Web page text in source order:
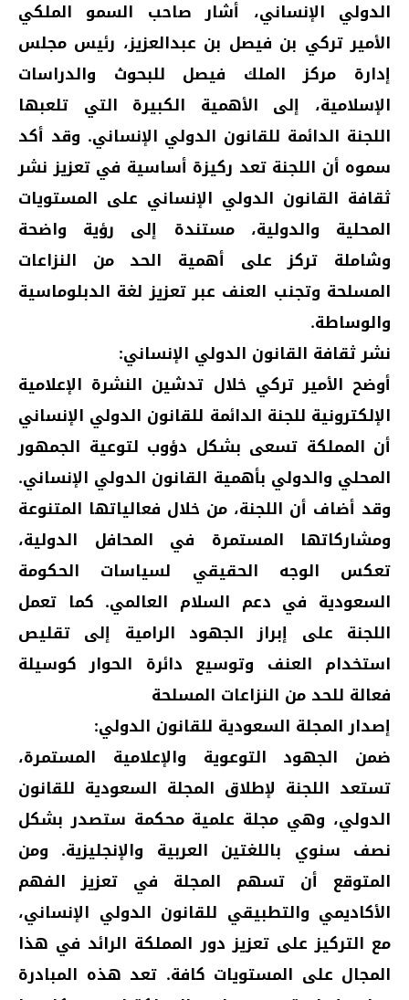
الدولي الإنساني، أشار صاحب السمو الملكي
الأمير تركي بن فيصل بن عبدالعزيز، رئيس مجلس
إدارة مركز الملك فيصل للبحوث والدراسات
الإسلامية، إلى الأهمية الكبيرة التي تلعبها
اللجنة الدائمة للقانون الدولي الإنساني. وقد أكد
سموه أن اللجنة تعد ركيزة أساسية في تعزيز نشر
ثقافة القانون الدولي الإنساني على المستويات
المحلية والدولية، مستندة إلى رؤية واضحة
وشاملة تركز على أهمية الحد من النزاعات
المسلحة وتجنب العنف عبر تعزيز لغة الدبلوماسية
والوساطة.
نشر ثقافة القانون الدولي الإنساني:
أوضح الأمير تركي خلال تدشين النشرة الإعلامية
الإلكترونية للجنة الدائمة للقانون الدولي الإنساني
أن المملكة تسعى بشكل دؤوب لتوعية الجمهور
المحلي والدولي بأهمية القانون الدولي الإنساني.
وقد أضاف أن اللجنة، من خلال فعالياتها المتنوعة
ومشاركاتها المستمرة في المحافل الدولية،
تعكس الوجه الحقيقي لسياسات الحكومة
السعودية في دعم السلام العالمي. كما تعمل
اللجنة على إبراز الجهود الرامية إلى تقليص
استخدام العنف وتوسيع دائرة الحوار كوسيلة
فعالة للحد من النزاعات المسلحة
إصدار المجلة السعودية للقانون الدولي:
ضمن الجهود التوعوية والإعلامية المستمرة،
تستعد اللجنة لإطلاق المجلة السعودية للقانون
الدولي، وهي مجلة علمية محكمة ستصدر بشكل
نصف سنوي باللغتين العربية والإنجليزية. ومن
المتوقع أن تسهم المجلة في تعزيز الفهم
الأكاديمي والتطبيقي للقانون الدولي الإنساني،
مع التركيز على تعزيز دور المملكة الرائد في هذا
المجال على المستويات كافة. تعد هذه المبادرة